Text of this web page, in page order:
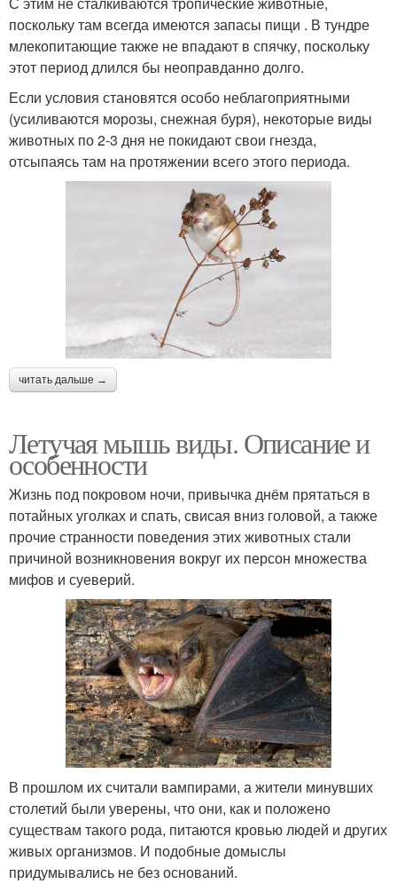
поскольку там всегда имеются запасы пищи . В тундре
млекопитающие также не впадают в спячку, поскольку
этот период длился бы неоправданно долго.
Если условия становятся особо неблагоприятными
(усиливаются морозы, снежная буря), некоторые виды
животных по 2-3 дня не покидают свои гнезда,
отсыпаясь там на протяжении всего этого периода.
читать дальше →
Летучая мышь виды. Описание и
особенности
Жизнь под покровом ночи, привычка днём прятаться в
потайных уголках и спать, свисая вниз головой, а также
прочие странности поведения этих животных стали
причиной возникновения вокруг их персон множества
мифов и суеверий.
В прошлом их считали вампирами, а жители минувших
столетий были уверены, что они, как и положено
существам такого рода, питаются кровью людей и других
живых организмов. И подобные домыслы
придумывались не без оснований.